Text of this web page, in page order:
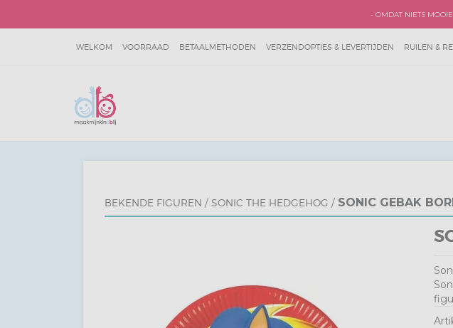
- OMDAT NIETS
WELKOM VOORRAAD BETAALMETHODEN VERZENDOPTIES & LEVERTIJDEN RUILEN &
BEKENDE FIGUREN / SONIC THE HEDGEHOG / SONIC GEBAK